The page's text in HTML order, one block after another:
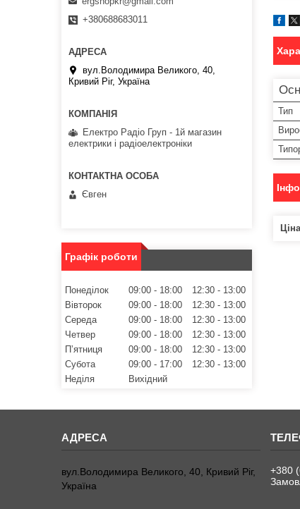
Тип
+380688683011
вул.Володимира Великого, 40,
Кривий Ріг, Україна
Електро Радіо Груп - 1й магазин
електрики і радіоелектроніки
Євген
Графік роботи
Понеділок 09:00 18:00 12:30
13:00
Вівторок
09:00 18:00 12:30
13:00
Середа
09:00 18:00 12:30
13:00
Четвер
09:00 18:00 12:30
13:00
Пʼятниця
09:00 18:00 12:30
13:00
Субота
09:00 17:00 12:30
13:00
Неділя
Вихідний
вул.Володимира Великого, 40, Кривий Ріг,
Україна
+380